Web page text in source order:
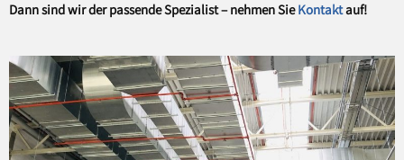
Dann sind wir der passende Spezialist – nehmen Sie Kontaktauf!